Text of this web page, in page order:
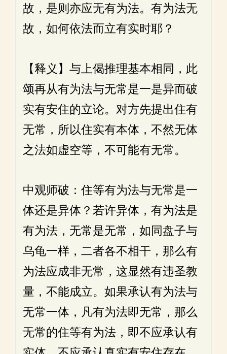
故，是则亦应无有为法。有为法无
故，如何依法而立有实时耶？
【释义】与上偈推理基本相同，此
颂再从有为法与无常是一是异而破
实有安住的立论。对方先提出住有
无常，所以住实有本体，不然无体
之法如虚空等，不可能有无常。
中观师破：住等有为法与无常是一
体还是异体？若许异体，有为法是
有为法，无常是无常，如同盘子与
乌龟一样，二者各不相干，那么有
为法应成非无常，这显然有违圣教
量，不能成立。如果承认有为法与
无常一体，凡有为法即无常，那么
无常的住等有为法，即不应承认有